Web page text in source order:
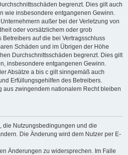
begrenzt. Dies gilt auch
wie insbesondere entgangenen Gewinn.
außer bei der Verletzung von
oder vorsätzlichem oder grob
Betreibers auf die bei Vertragsschluss
Schäden und im Übrigen der Höhe
Durchschnittsschäden begrenzt. Dies gilt
insbesondere entgangenen Gewinn.
Absätze a bis c gilt sinngemäß auch
Erfüllungsgehilfen des Betreibers.
aus zwingendem nationalem Recht bleiben
die Nutzungsbedingungen und die
Die Änderung wird dem Nutzer per E-
Änderungen zu widersprechen. Im Falle